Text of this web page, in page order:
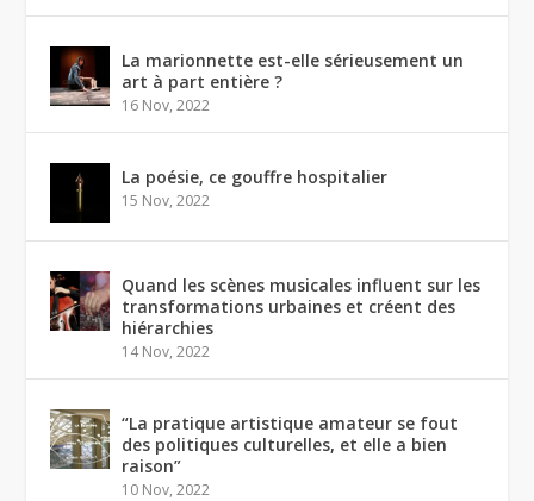
La marionnette est-elle sérieusement un
art à part entière ?
16 Nov, 2022
La poésie, ce gouffre hospitalier
15 Nov, 2022
Quand les scènes musicales influent sur les
transformations urbaines et créent des
hiérarchies
14 Nov, 2022
“La pratique artistique amateur se fout
des politiques culturelles, et elle a bien
raison”
10 Nov, 2022